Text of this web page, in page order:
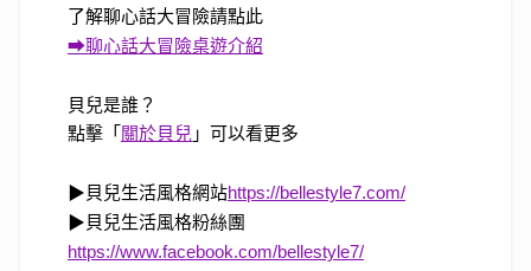
了解聊心話大冒險請點此
➡聊心話大冒險桌遊介紹
貝兒是誰？
點擊「關於貝兒 」可以看更多
▶貝兒生活風格網站https://bellestyle7.com/
▶貝兒生活風格粉絲團
https://www.facebook.com/bellestyle7/